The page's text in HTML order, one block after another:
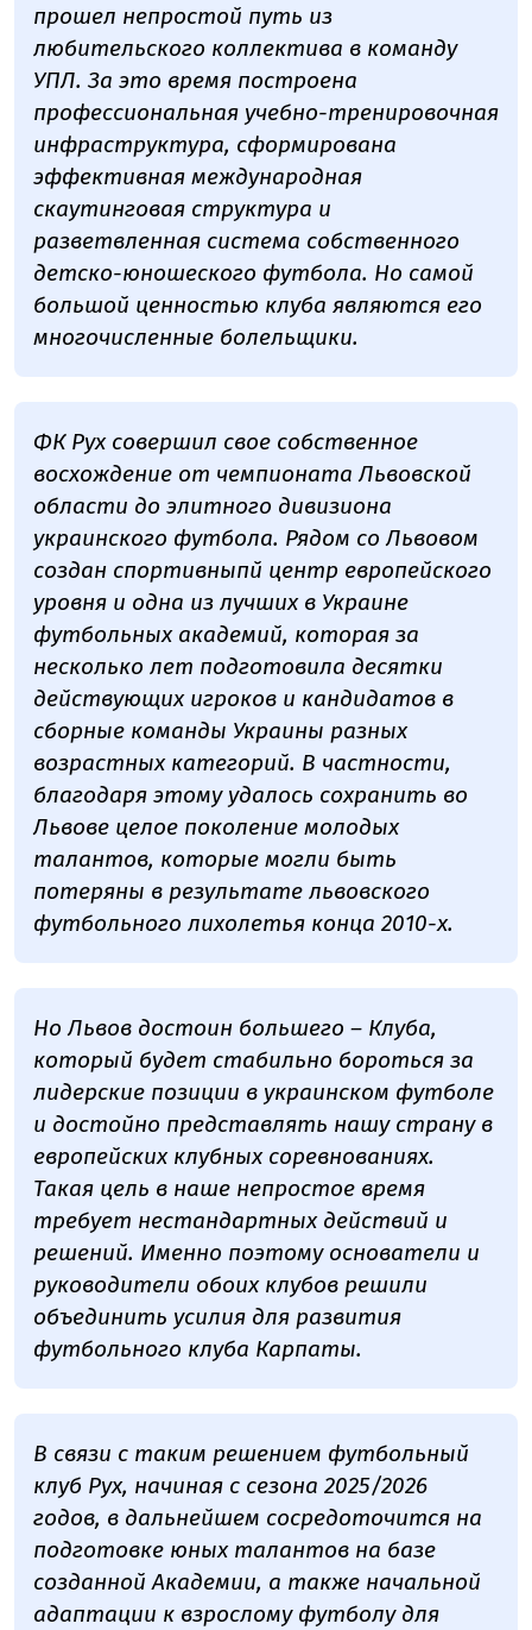
прошел непростой путь из
любительского коллектива в команду
УПЛ. За это время построена
профессиональная учебно-тренировочная
инфраструктура, сформирована
эффективная международная
скаутинговая структура и
разветвленная система собственного
детско-юношеского футбола. Но самой
большой ценностью клуба являются его
многочисленные болельщики.
ФК Рух совершил свое собственное
восхождение от чемпионата Львовской
области до элитного дивизиона
украинского футбола. Рядом со Львовом
создан спортивныпй центр европейского
уровня и одна из лучших в Украине
футбольных академий, которая за
несколько лет подготовила десятки
действующих игроков и кандидатов в
сборные команды Украины разных
возрастных категорий. В частности,
благодаря этому удалось сохранить во
Львове целое поколение молодых
талантов, которые могли быть
потеряны в результате львовского
футбольного лихолетья конца 2010-х.
Но Львов достоин большего – Клуба,
который будет стабильно бороться за
лидерские позиции в украинском футболе
и достойно представлять нашу страну в
европейских клубных соревнованиях.
Такая цель в наше непростое время
требует нестандартных действий и
решений. Именно поэтому основатели и
руководители обоих клубов решили
объединить усилия для развития
футбольного клуба Карпаты.
В связи с таким решением футбольный
клуб Рух, начиная с сезона 2025/2026
годов, в дальнейшем сосредоточится на
подготовке юных талантов на базе
созданной Академии, а также начальной
адаптации к взрослому футболу для